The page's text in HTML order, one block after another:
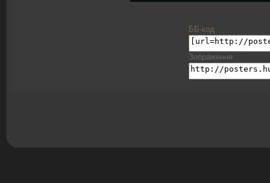
ББ-код
Зображення